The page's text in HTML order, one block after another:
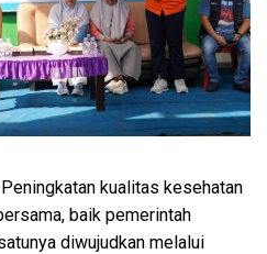
kualitas kesehatan
baik pemerintah
diwujudkan melalui